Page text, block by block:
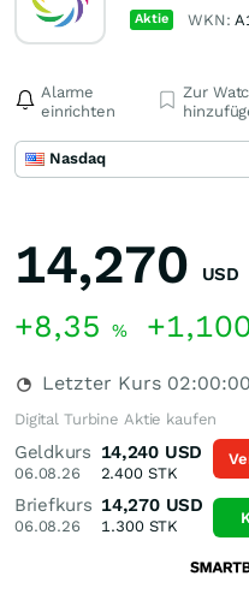
Aktie WKN:
Alarme
einrichten
Zur
Nasdaq
14,270 USD
+8,35 %
Letzter Kurs 02:00:00
Digital Turbine Aktie kaufen
Geldkurs
06.08.26
14,240 USD
2.400STK
Briefkurs
06.08.26
14,270 USD
1.300STK